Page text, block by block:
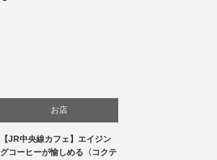
お店
贈り物・プレゼント
【JR中央線カフェ】エイジン
グコーヒーが愉しめる〈コクテ